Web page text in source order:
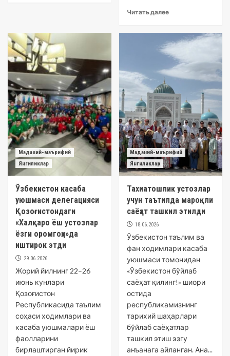
Читать далее
Маданий-маърифий
Янгиликлар
Ўзбекистон касаба
уюшмаси делегацияси
Қозоғистондаги
«Халқаро ёш устозлар
ёзги оромгоҳи»да
иштирок этди
29.06.2026
Жорий йилнинг 22–26
июнь кунлари
Қозоғистон
Республикасида таълим
соҳаси ходимлари ва
касаба уюшмалари ёш
фаолларини
бирлаштирган йирик
Маданий-маърифий
Янгиликлар
Тахиатошлик устозлар
учун таътилда мароқли
саёҳат ташкил этилди
18.06.2026
Ўзбекистон таълим ва
фан ходимлари касаба
уюшмаси томонидан
«Ўзбекистон бўйлаб
саёҳат қилинг!» шиори
остида
республикамизнинг
тарихий шаҳарлари
бўйлаб саёҳатлар
ташкил этиш эзгу
анъанага айланган. Ана...